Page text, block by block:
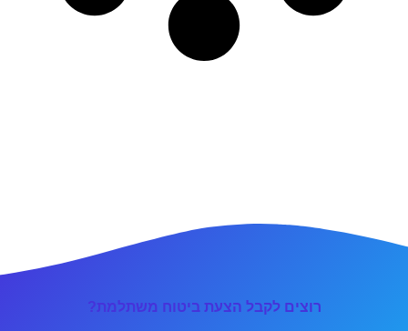
רוצים לקבל הצעת ביטוח משתלמת?